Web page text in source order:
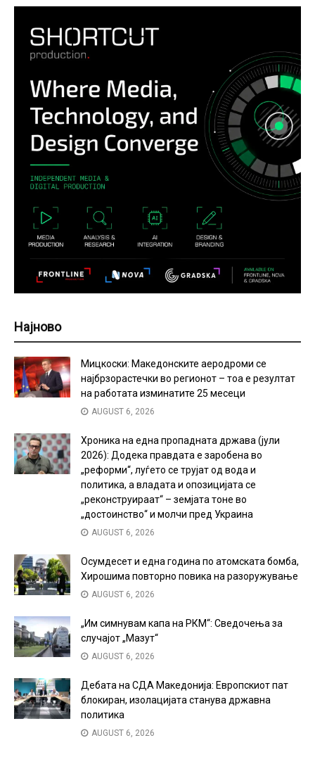
Најново
Мицкоски: Македонските аеродроми се
најбрзорастечки во регионот – тоа е резултат
на работата изминатите 25 месеци
AUGUST 6, 2026
Хроника на една пропадната држава (јули
2026): Додека правдата е заробена во
„реформи“, луѓето се трујат од вода и
политика, а владата и опозицијата се
„реконструираат“ – земјата тоне во
„достоинство“ и молчи пред Украина
AUGUST 6, 2026
Осумдесет и една година по атомската бомба,
Хирошима повторно повика на разоружување
AUGUST 6, 2026
„Им симнувам капа на РКМ“: Сведочења за
случајот „Мазут“
AUGUST 6, 2026
Дебата на СДА Македонија: Европскиот пат
блокиран, изолацијата станува државна
политика
AUGUST 6, 2026